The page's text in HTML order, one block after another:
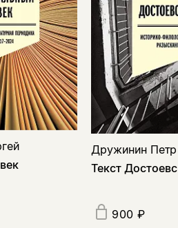
Дружинин Петр
Текст
900 ₽